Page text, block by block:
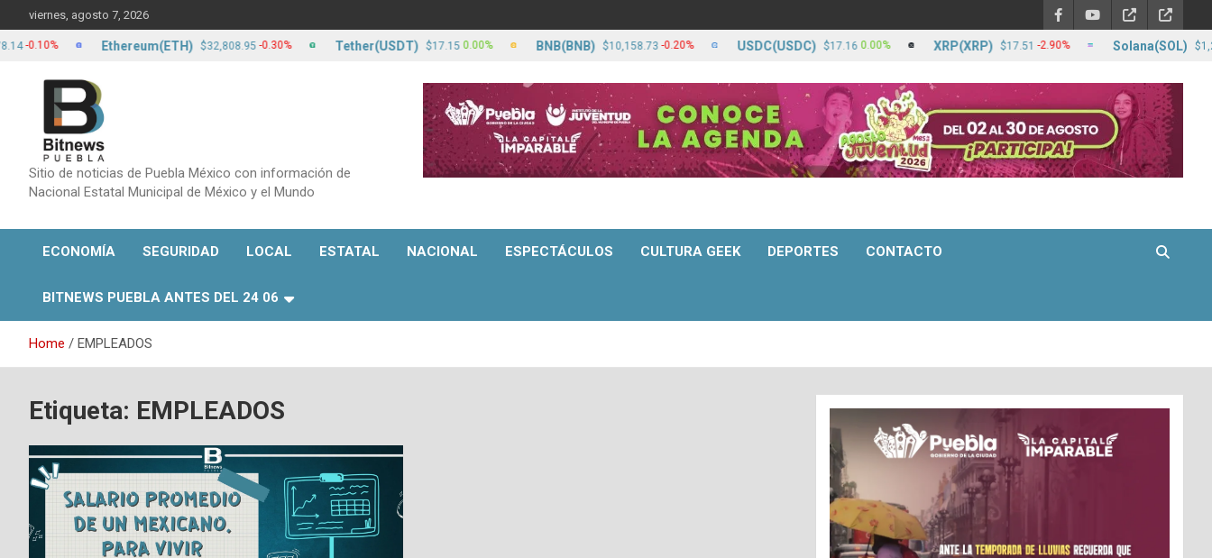
to
content
viernes, agosto 7, 2026
Sitio de noticias de Puebla México con información de
Nacional Estatal Municipal de México y el Mundo
ECONOMÍA SEGURIDAD LOCAL ESTATAL NACIONAL ESPECTÁCULOS CULTURA GEEK DEPORTES CONTACTO
BITNEWS PUEBLA ANTES DEL 24 06
Home EMPLEADOS
Etiqueta: EMPLEADOS
Ethereum(ETH) $32,808.95 -0.30% Tether(USDT) $17.15 0.00% BNB(BNB) $10,158.73 -0.20% USDC(USDC) $17.16 0.00% XRP(XRP) $17.51 -2.90% Solana(SOL) $1,260.60